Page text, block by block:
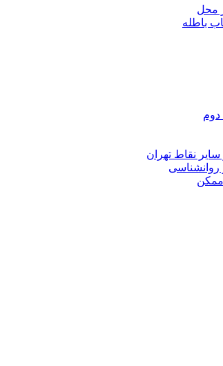
محل
باطله
نقاط تهران
روانشناسی
ممکن